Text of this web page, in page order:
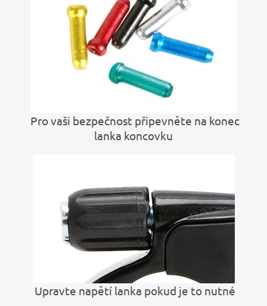
Pro vaši bezpečnost připevněte na konec
lanka koncovku
Upravte napětí lanka pokud je to nutné